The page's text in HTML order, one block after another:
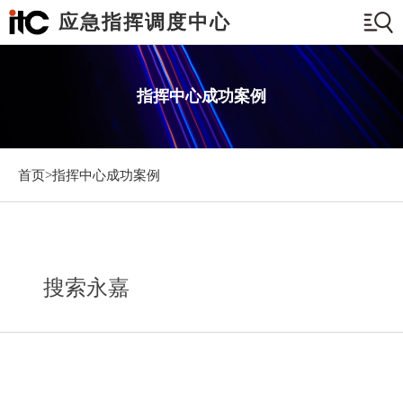
应急指挥调度中心
指挥中心成功案例
首页>指挥中心成功案例
搜索永嘉